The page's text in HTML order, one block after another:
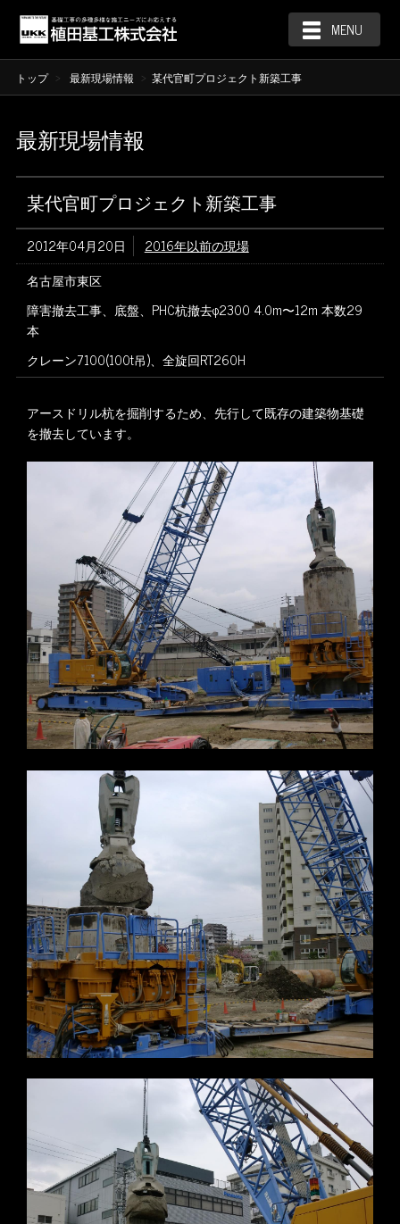
MENU
トップ 最新現場情報 某代官町プロジェクト新築工事
最新現場情報
某代官町プロジェクト新築工事
2012年04月20日
2016年以前の現場
名古屋市東区
障害撤去工事、底盤、PHC杭撤去φ2300 4.0m〜12m 本数29
本
クレーン7100(100t吊)、全旋回RT260H
アースドリル杭を掘削するため、先行して既存の建築物基礎
を撤去しています。
※写真をクリックすると拡大します
※写真をクリックすると拡大します